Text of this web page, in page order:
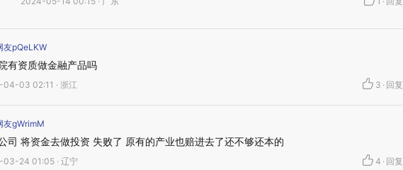
友pQeLKW
有资质做金融产品吗
03 02:11 · 浙江 3 · 回复
友gWrimM
司 将资金去做投资 失败了 原有的产业也赔进去了还不够还本的
24 01:05 · 辽宁 4 · 回复